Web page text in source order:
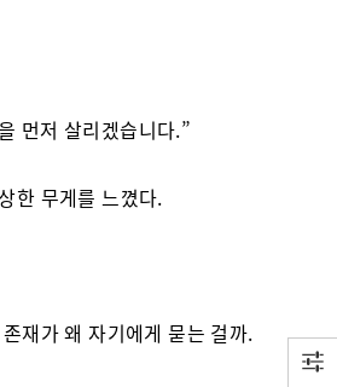
먼저 살리겠습니다.”
한 무게를 느꼈다.
재가 왜 자기에게 묻는 걸까.